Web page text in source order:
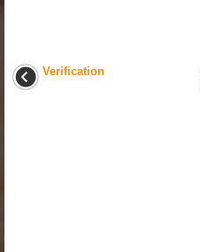
Verification